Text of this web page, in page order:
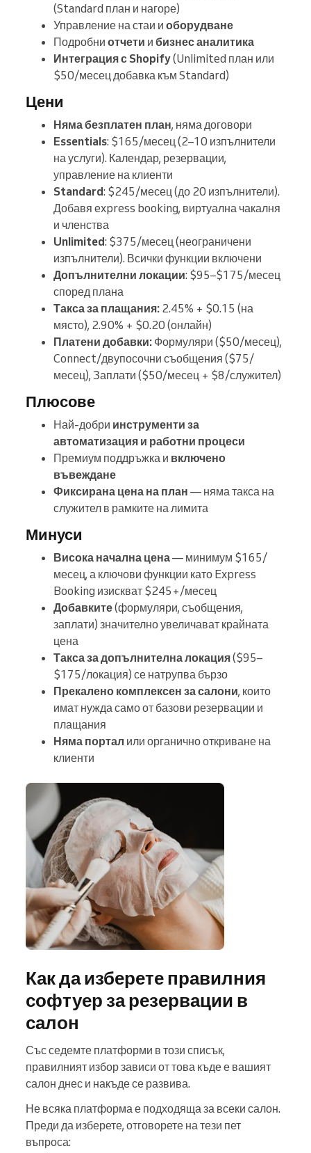
(Standard план и нагоре)
Управление на стаи и оборудване
Подробни отчети и бизнес аналитика
Интеграция с Shopify(Unlimited план или
$50/месец добавка към Standard)
Цени
Няма безплатен план, няма договори
Essentials: $165/месец (2–10 изпълнители
на услуги). Календар, резервации,
управление на клиенти
Standard: $245/месец (до 20 изпълнители).
Добавя express booking, виртуална чакалня
и членства
Unlimited: $375/месец (неограничени
изпълнители). Всички функции включени
Допълнителни локации: $95–$175/месец
според плана
Такса за плащания: 2.45% + $0.15 (на
място), 2.90% + $0.20 (онлайн)
Платени добавки: Формуляри ($50/месец),
Connect/двупосочни съобщения ($75/
месец), Заплати ($50/месец + $8/служител)
Плюсове
Най-добри инструменти за
автоматизация и работни процеси
Премиум поддръжка и включено
въвеждане
Фиксирана цена на план — няма такса на
служител в рамките на лимита
Минуси
Висока начална цена— минимум $165/
месец, а ключови функции като Express
Booking изискват $245+/месец
Добавките(формуляри, съобщения,
заплати) значително увеличават крайната
цена
Такса за допълнителна локация($95–
$175/локация) се натрупва бързо
Прекалено комплексен за салони, които
имат нужда само от базови резервации и
плащания
Няма портал или органично откриване на
клиенти
Как да изберете правилния
софтуер за резервации в
салон
Със седемте платформи в този списък,
правилният избор зависи от това къде е вашият
салон днес и накъде се развива.
Не всяка платформа е подходяща за всеки салон.
Преди да изберете, отговорете на тези пет
въпроса: